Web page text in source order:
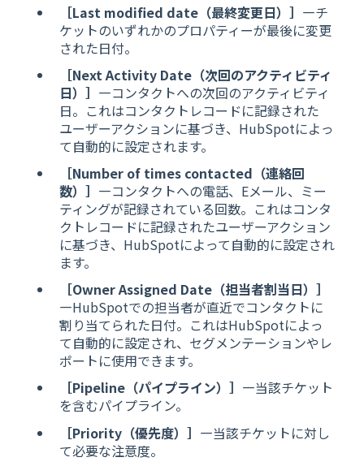
［Last modified date（最終変更日）］ ―チ
ケットのいずれかのプロパティーが最後に変更
された日付。
［Next Activity Date（次回のアクティビティ
日）］ ―コンタクトへの次回のアクティビティ
日。これはコンタクトレコードに記録された
ユーザーアクションに基づき、HubSpotによっ
て自動的に設定されます。
［Number of times contacted（連絡回
数）］ ―コンタクトへの電話、Eメール、ミー
ティングが記録されている回数。これはコンタ
クトレコードに記録されたユーザーアクション
に基づき、HubSpotによって自動的に設定され
ます。
［Owner Assigned Date（担当者割当日）］
―HubSpotでの担当者が直近でコンタクトに
割り当てられた日付。これはHubSpotによっ
て自動的に設定され、セグメンテーションやレ
ポートに使用できます。
［Pipeline（パイプライン）］ ―当該チケット
を含むパイプライン。
［Priority（優先度）］ ―当該チケットに対し
て必要な注意度。